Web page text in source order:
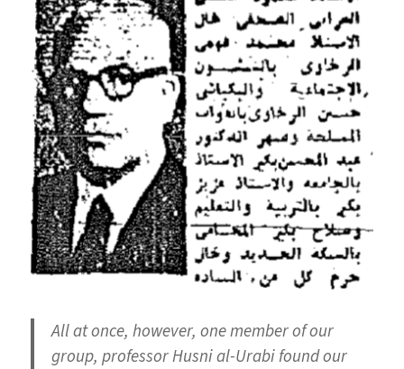
All at once, however, one member of our
group, professor Husni al-Urabi found our